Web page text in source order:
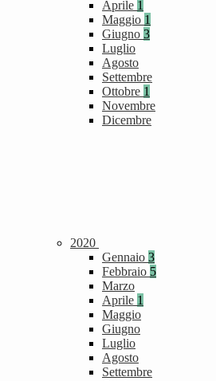
Aprile 1
Maggio 1
Giugno 3
Luglio
Agosto
Settembre
Ottobre 1
Novembre
Dicembre
2020
Gennaio 3
Febbraio 5
Marzo
Aprile 1
Maggio
Giugno
Luglio
Agosto
Settembre